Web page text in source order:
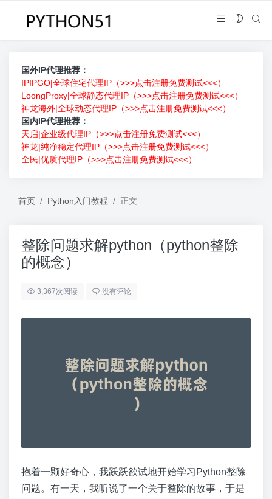
国外IP代理推荐：
IPIPGO|全球住宅代理IP（>>>点击注册免费测试<<<）
LoongProxy|全球静态代理IP（>>>点击注册免费测试<<<）
神龙海外|全球动态代理IP（>>>点击注册免费测试<<<）
国内IP代理推荐：
天启|企业级代理IP（>>>点击注册免费测试<<<）
神龙|纯净稳定代理IP（>>>点击注册免费测试<<<）
全民|优质代理IP（>>>点击注册免费测试<<<）
首页 Python入门教程 正文
整除问题求解python（python整除
的概念）
3,367次阅读 没有评论
抱着一颗好奇心，我跃跃欲试地开始学习Python整除
问题。有一天，我听说了一个关于整除的故事，于是